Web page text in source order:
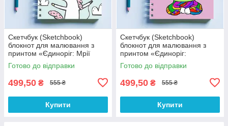
Скетчбук (Sketchbook)
блокнот для малювання з
принтом «Єдиноріг: Мрії
збуваються (синій)»
Готово до відправки
499,50 ₴ 555 ₴
Купити
Скетчбук (Sketchbook)
блокнот для малювання з
принтом «Єдиноріг:
Максимальна концентрація
дива»
Готово до відправки
499,50 ₴ 555 ₴
Купити